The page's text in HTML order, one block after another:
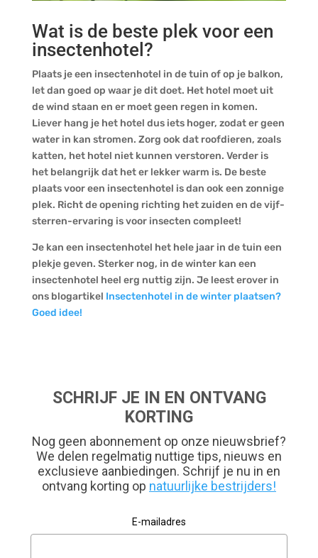
Wat is de beste plek voor een
insectenhotel?
Plaats je een insectenhotel in de tuin of op je balkon,
let dan goed op waar je dit doet. Het hotel moet uit
de wind staan en er moet geen regen in komen.
Liever hang je het hotel dus iets hoger, zodat er geen
water in kan stromen. Zorg ook dat roofdieren, zoals
katten, het hotel niet kunnen verstoren. Verder is
het belangrijk dat het er lekker warm is. De beste
plaats voor een insectenhotel is dan ook een zonnige
plek. Richt de opening richting het zuiden en de vijf-
sterren-ervaring is voor insecten compleet!
Je kan een insectenhotel het hele jaar in de tuin een
plekje geven. Sterker nog, in de winter kan een
insectenhotel heel erg nuttig zijn. Je leest erover in
ons blogartikel Insectenhotel in de winter plaatsen?
Goed idee!